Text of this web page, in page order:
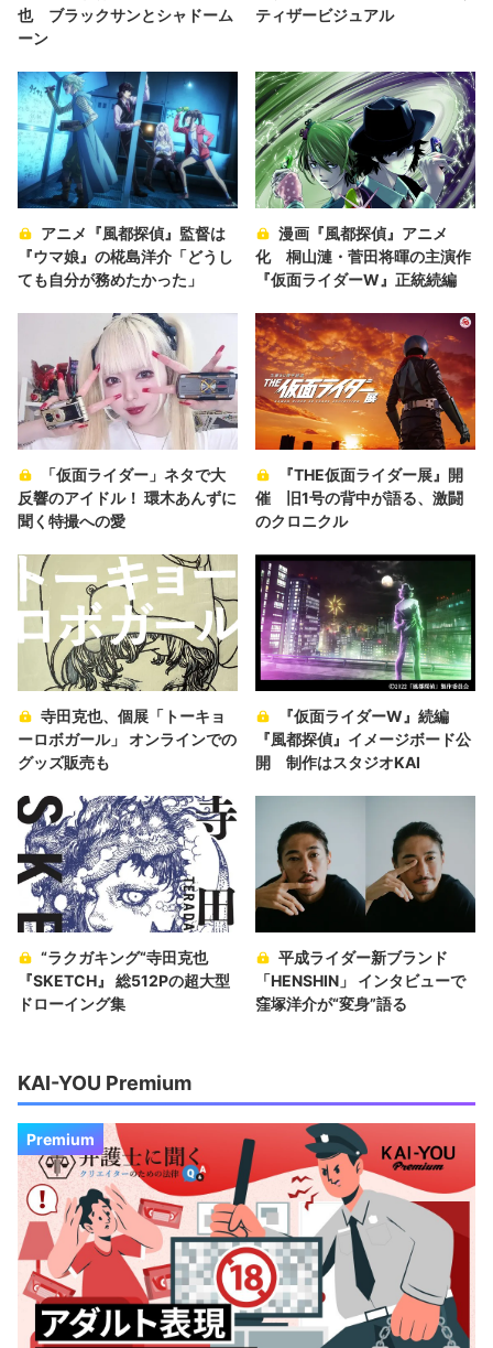
也 ブラックサンとシャドーム
ーン
ティザービジュアル
アニメ『風都探偵』監督は
『ウマ娘』の椛島洋介「どうし
ても自分が務めたかった」
漫画『風都探偵』アニメ
化 桐山漣・菅田将暉の主演作
『仮面ライダーW』正統続編
「仮面ライダー」ネタで大
反響のアイドル！ 環木あんずに
聞く特撮への愛
『THE仮面ライダー展』開
催 旧1号の背中が語る、激闘
のクロニクル
寺田克也、個展「トーキョ
ーロボガール」 オンラインでの
グッズ販売も
『仮面ライダーW』続編
『風都探偵』イメージボード公
開 制作はスタジオKAI
“ラクガキング“寺田克也
『SKETCH』 総512Pの超大型
ドローイング集
平成ライダー新ブランド
「HENSHIN」 インタビューで
窪塚洋介が“変身”語る
KAI-YOU Premium
Premium